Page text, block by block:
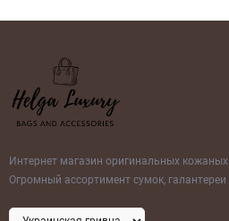
Интернет магазин оригинальных кожаных
Огромный ассортимент сумок, галантереи